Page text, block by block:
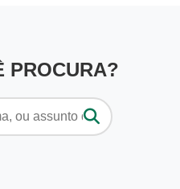
PROCURA?